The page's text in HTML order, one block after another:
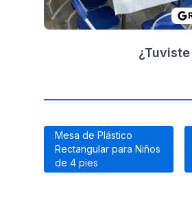
Mesa de Plástico
Rectangular para Niños
de 4 pies